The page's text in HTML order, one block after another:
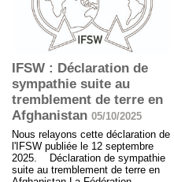
IFSW : Déclaration de
sympathie suite au
tremblement de terre en
Afghanistan 05/10/2025
Nous relayons cette déclaration de
l'IFSW publiée le 12 septembre
2025. Déclaration de sympathie
suite au tremblement de terre en